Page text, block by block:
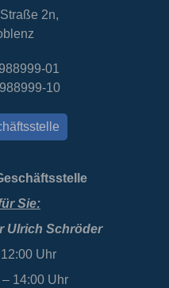
2n,
01
10
Sie:
Ulrich Schröder
Uhr
14:00 Uhr